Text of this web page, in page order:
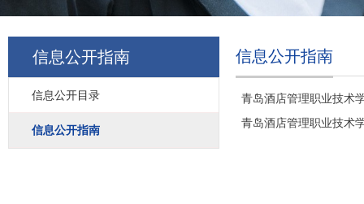
信息公开指南
信息公开目录
信息公开指南
信息公开指南
青岛酒店管理职业技术
青岛酒店管理职业技术